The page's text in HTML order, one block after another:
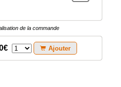
de la commande
Ajouter